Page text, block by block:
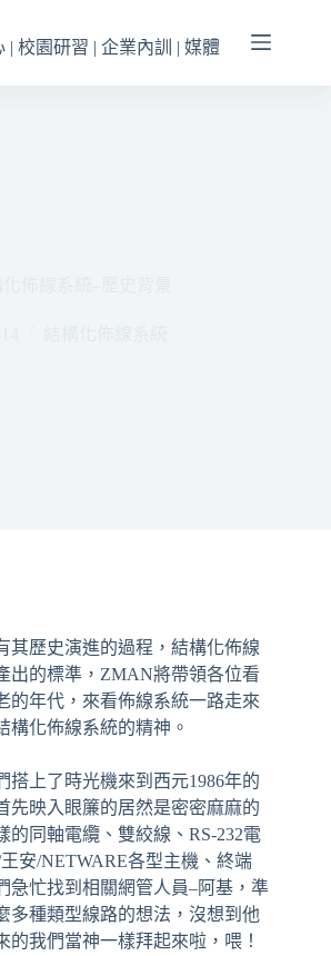
| 校園研習 | 企業內訓 | 媒體
其歷史演進的過程，結構化佈線
出的標準，ZMAN將帶領各位看
的年代，來看佈線系統一路走來
構化佈線系統的精神。
搭上了時光機來到西元1986年的
先映入眼簾的居然是密密麻麻的
的同軸電纜、雙絞線、RS-232電
安/NETWARE各型主機、終端
急忙找到相關網管人員–阿基，準
多種類型線路的想法，沒想到他
的我們當神一樣拜起來啦，喂！